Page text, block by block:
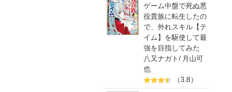
ゲーム中盤で死ぬ悪
役貴族に転生したの
で、外れスキル【テ
イム】を駆使して最
強を目指してみた
八又ナガト / 月山可
也
（3.8）